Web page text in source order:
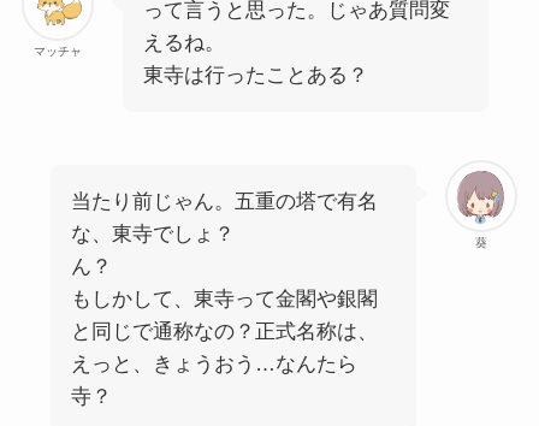
マッチャ
って言うと思った。じゃあ質問変
えるね。
東寺は行ったことある？
葵
当たり前じゃん。五重の塔で有名
な、東寺でしょ？
ん？
もしかして、東寺って金閣や銀閣
と同じで通称なの？正式名称は、
えっと、きょうおう…なんたら
寺？